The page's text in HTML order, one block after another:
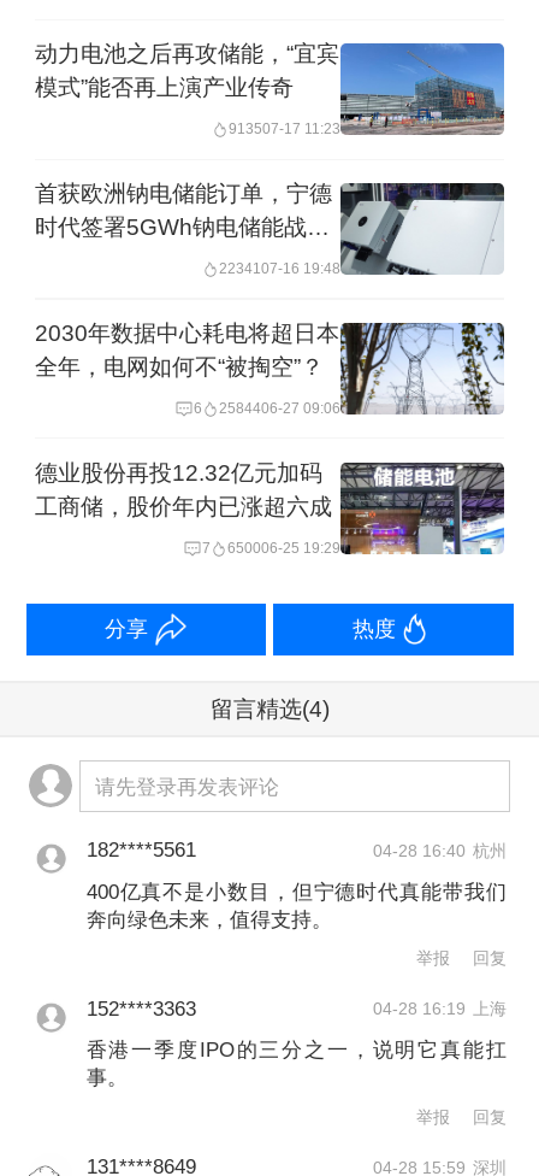
构建长期可持续的增长动能。本次配售
将有效充实公司资本金、优化股东结
建设公司海外新能源项目、完善相关产
能及业务配套体系、深化全球供应链资
局、加强研发投入等提供关键资金保
障，以巩固全球化核心市场竞争优势。
9%，A股盘中一度也跌超过2%。
宁德时代在2025年5月19日披露，此次
港股上市发售价为每股263港元，行使超
额配售权后融资额增至410亿港元。宁德
目第一期及第二期建设，进一步提升本
地化供应能力。
宁德时代更早一次大规模融资是在四年
前的A股的大规模增发。早在2022年6月
22日，公司披露募资总额近450亿元，
22家机构参与战略配售。
动力电池之后再攻储能，“宜宾
模式”能否再上演产业传奇
913507-17 11:23
首获欧洲钠电储能订单，宁德
时代签署5GWh钠电储能战略
2234107-16 19:48
2030年数据中心耗电将超日本
全年，电网如何不“被掏空”？
6 2584406-27 09:06
德业股份再投12.32亿元加码
工商储，股价年内已涨超六成
7 650006-25 19:29
分享 热度
留言精选(4)
请先登录再发表评论
182****5561 04-28 16:40 杭州
400亿真不是小数目，但宁德时代真能带我们
奔向绿色未来，值得支持。
举报 回复
152****3363 04-28 16:19 上海
香港一季度IPO的三分之一，说明它真能扛
事。
举报 回复
131****8649 04-28 15:59 深圳